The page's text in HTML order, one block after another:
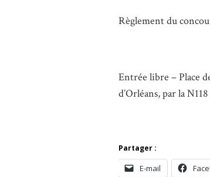
Règlement du
Entrée libre – Place
d’Orléans, par la
Partager :
E-mail